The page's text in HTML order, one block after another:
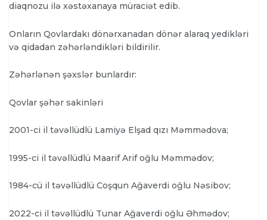
diaqnozu ilə xəstəxanaya müraciət edib.
Onların Qovlardakı dönərxanadan dönər alaraq yedikləri
və qidadan zəhərləndikləri bildirilir.
Zəhərlənən şəxslər bunlardır:
Qovlar şəhər sakinləri
2001-ci il təvəllüdlü Lamiyə Elşad qızı Məmmədova;
1995-ci il təvəllüdlü Maarif Arif oğlu Məmmədov;
1984-cü il təvəllüdlü Coşqun Ağaverdi oğlu Nəsibov;
2022-ci il təvəllüdlü Tunar Ağaverdi oğlu Əhmədov;